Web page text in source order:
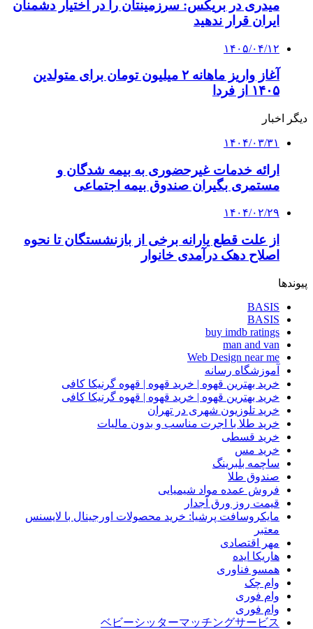
میدری در بریکس: سرزمینتان را در اختیار دشمنان
ایران قرار ندهید
۱۴۰۵/۰۴/۱۲
آغاز واریز ماهانه ۲ میلیون تومان برای متولدین
۱۴۰۵ از فردا
دیگر اخبار
۱۴۰۴/۰۳/۳۱
ارائه خدمات غیرحضوری به بیمه شدگان و
مستمری بگیران صندوق بیمه اجتماعی
۱۴۰۴/۰۲/۲۹
از علت قطع یارانه برخی از بازنشستگان تا نحوه
اصلاح دهک درآمدی خانوار
پیوندها
BASIS
BASIS
buy imdb ratings
man and van
Web Design near me
آموزشگاه رسانه
خرید بهترین قهوه | خرید قهوه | قهوه گرنیکا کافی
خرید بهترین قهوه | خرید قهوه | قهوه گرنیکا کافی
خرید تلوزیون شهری در تهران
خرید طلا با اجرت مناسب و بدون مالیات
خرید قسطی
خرید مس
ساچمه بلبرینگ
صندوق طلا
فروش عمده مواد شیمیایی
قیمت روز ورق آجدار
مایکروسافت پرشیا: خرید محصولات اورجینال با لایسنس
معتبر
مهر اقتصادی
هاریکا ایده
همسو فناوری
وام چک
وام فوری
وام فوری
ベビーシッターマッチングサービス